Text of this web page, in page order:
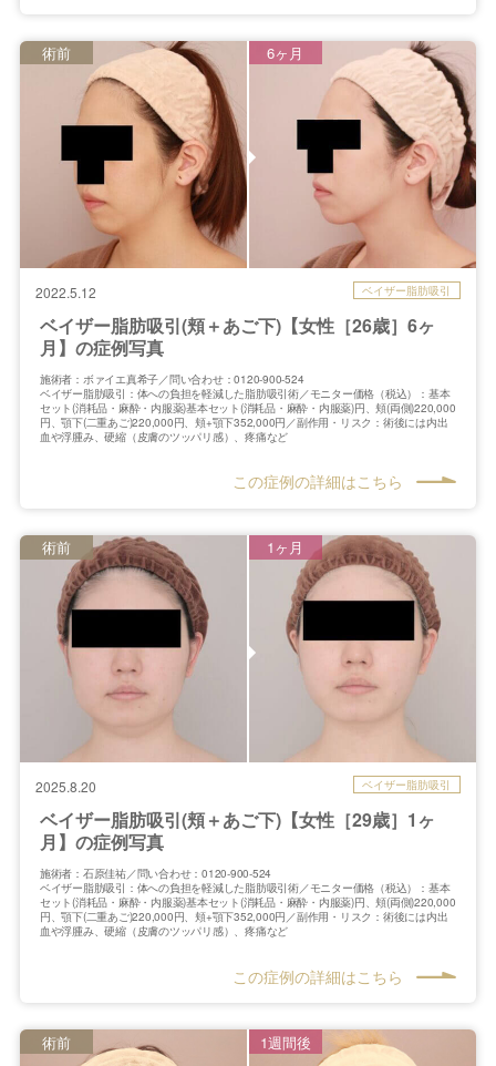
2022.5.12 ベイザー脂肪吸引
ベイザー脂肪吸引(頬＋あご下)【女性［26歳］6ヶ
月】の症例写真
術前 6ヶ月
施術者：ボァイエ真希子／問い合わせ：0120-900-524
ベイザー脂肪吸引：体への負担を軽減した脂肪吸引術／モニター価格（税込）：基本
セット(消耗品・麻酔・内服薬)基本セット(消耗品・麻酔・内服薬)円、頬(両側)220,000
円、顎下(二重あご)220,000円、頬+顎下352,000円／副作用・リスク：術後には内出
血や浮腫み、硬縮（皮膚のツッパリ感）、疼痛など
この症例の詳細はこちら
2025.8.20 ベイザー脂肪吸引
ベイザー脂肪吸引(頬＋あご下)【女性［29歳］1ヶ
月】の症例写真
術前 1ヶ月
施術者：石原佳祐／問い合わせ：0120-900-524
ベイザー脂肪吸引：体への負担を軽減した脂肪吸引術／モニター価格（税込）：基本
セット(消耗品・麻酔・内服薬)基本セット(消耗品・麻酔・内服薬)円、頬(両側)220,000
円、顎下(二重あご)220,000円、頬+顎下352,000円／副作用・リスク：術後には内出
血や浮腫み、硬縮（皮膚のツッパリ感）、疼痛など
この症例の詳細はこちら
術前 1週間後